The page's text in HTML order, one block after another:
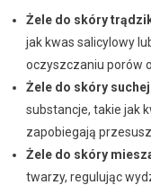
Żele do skóry
jak kwas salicylowy
oczyszczaniu porów
Żele do skóry suchej
substancje, takie jak
zapobiegają
Żele do skóry
twarzy, regulując